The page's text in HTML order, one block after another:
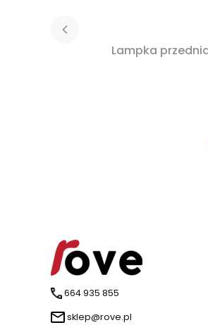
Lampka
664 935 855
sklep@rove.pl